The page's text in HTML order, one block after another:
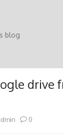
blog
drive
0